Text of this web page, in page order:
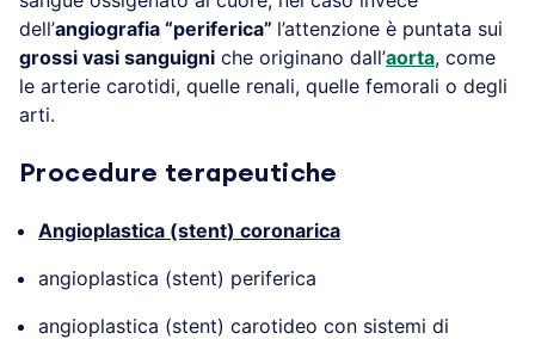
dell’angiografia “periferica” l’attenzione è puntata sui
grossi vasi sanguigni che originano dall’aorta, come
le arterie carotidi, quelle renali, quelle femorali o degli
arti.
Procedure terapeutiche
Angioplastica (stent) coronarica
angioplastica (stent) periferica
angioplastica (stent) carotideo con sistemi di